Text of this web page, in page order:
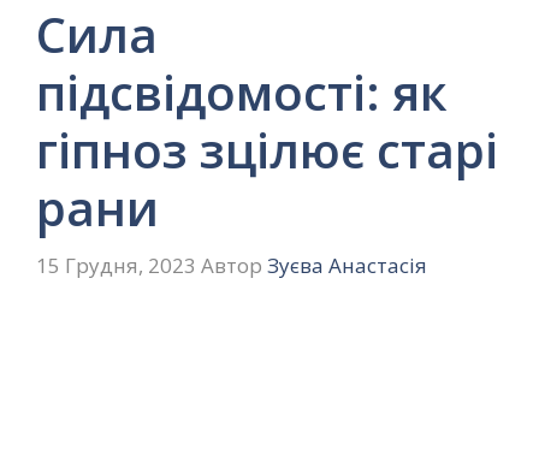
Сила
підсвідомості: як
гіпноз зцілює старі
рани
15 Грудня, 2023 Автор Зуєва Анастасія